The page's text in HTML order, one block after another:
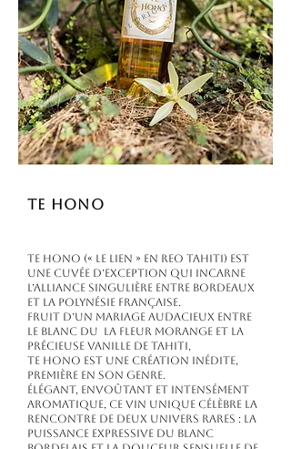
Te Hono
Te Hono (« le lien » en reo tahiti) est
une cuvée d’exception qui incarne
l’alliance singulière entre Bordeaux
et la Polynésie française.
Fruit d’un mariage audacieux entre
le blanc du La Fleur Morange et la
précieuse Vanille de Tahiti,
Te Hono est une création inédite,
première en son genre.
Élégant, envoûtant et intensément
aromatique, ce vin unique célèbre la
rencontre de deux univers rares : la
puissance expressive du blanc